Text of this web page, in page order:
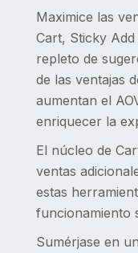
Maximice las
Cart, Sticky
repleto de
de las ventajas
aumentan el
enriquecer la
El núcleo de
ventas
estas
funcionamiento
Sumérjase en